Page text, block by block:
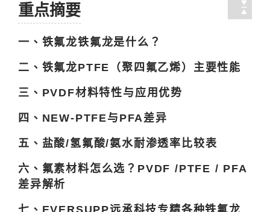
重点摘要
一、铁氟龙铁氟龙是什么？
二、铁氟龙PTFE（聚四氟乙烯）主要性能
三、PVDF材料特性与应用优势
四、NEW-PTFE与PFA差异
五、盐酸/氢氟酸/氨水耐渗透率比较表
六、氟素材料怎么选？PVDF /PTFE / PFA
差异解析
七、EVERSUPP远承科技专精各种铁氟龙